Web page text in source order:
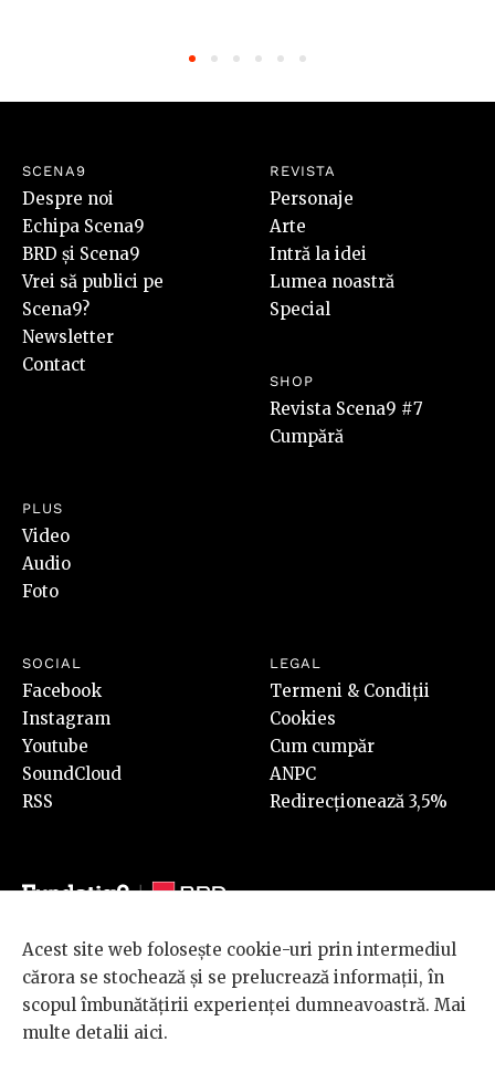
SCENA9
Despre noi
Echipa Scena9
BRD și Scena9
Vrei să publici pe
Scena9?
Newsletter
Contact
REVISTA
Personaje
Arte
Intră la idei
Lumea noastră
Special
SHOP
Revista Scena9 #7
Cumpără
PLUS
Video
Audio
Foto
SOCIAL
Facebook
Instagram
Youtube
SoundCloud
RSS
LEGAL
Termeni & Condiții
Cookies
Cum cumpăr
ANPC
Redirecționează 3,5%
© 2026 BRD Groupe Société Générale, toate drepturile rezervate.
Scena 9 este un proiect sustinut de
BRD GROUPE SOCIÉTÉ
GÉNÉRALE
Acest site web folosește cookie-uri prin intermediul
cărora se stochează și se prelucrează informații, în
scopul îmbunătățirii experienței dumneavoastră. Mai
multe detalii aici.